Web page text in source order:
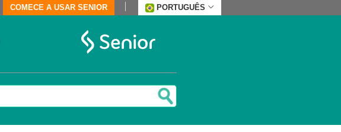
COMECE A USAR SENIOR PORTUGUÊS